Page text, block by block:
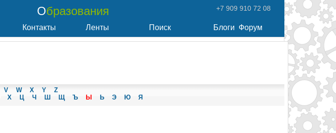
Образования +7 909 910 72 08
Контакты Ленты Поиск Блоги Форум
V W X Y
Z
Х Ц Ч Ш Щ Ъ Ы Ь Э Ю Я